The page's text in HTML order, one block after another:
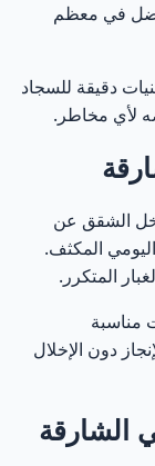
في معظم
دقيقة للسجاد
لأي مخاطر.
الشقق عن
المكثف.
المتكرر.
مناسبة
دون الإخلال
الشارقة